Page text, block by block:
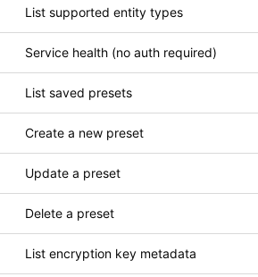
List supported entity types
Service health (no auth required)
List saved presets
Create a new preset
Update a preset
Delete a preset
List encryption key metadata